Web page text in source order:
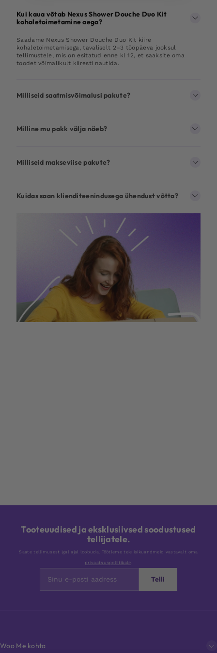
Kui kaua võtab Nexus Shower Douche Duo Kit
kohaletoimetamine aega?
Saadame Nexus Shower Douche Duo Kit kiire
kohaletoimetamisega, tavaliselt 2–3 tööpäeva jooksul
tellimustele, mis on esitatud enne kl 12, et saaksite oma
toodet võimalikult kiiresti nautida.
Milliseid saatmisvõimalusi pakute?
Milline mu pakk välja näeb?
Milliseid makseviise pakute?
Kuidas saan klienditeenindusega ühendust võtta?
Tooteuudised ja eksklusiivsed soodustused
tellijatele.
Saate tellimusest igal ajal loobuda. Töötleme teie isikuandmeid vastavalt oma
privaatsuspoliitikale
Telli
Woo Me kohta